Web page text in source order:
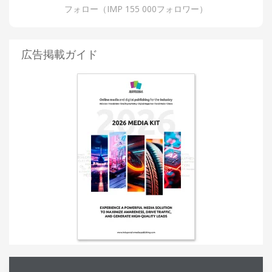
フォロー（IMP 155 000フォロワー）
広告掲載ガイド